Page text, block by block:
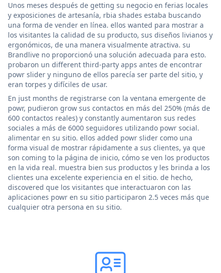
Unos meses después de getting su negocio en ferias locales
y exposiciones de artesanía, rbia shades estaba buscando
una forma de vender en línea. ellos wanted para mostrar a
los visitantes la calidad de su producto, sus diseños livianos y
ergonómicos, de una manera visualmente atractiva. su
Brandlive no proporcionó una solución adecuada para esto.
probaron un different third-party apps antes de encontrar
powr slider y ninguno de ellos parecía ser parte del sitio, y
eran torpes y difíciles de usar.
En just months de registrarse con la ventana emergente de
powr, pudieron grow sus contactos en más del 250% (más de
600 contactos reales) y constantly aumentaron sus redes
sociales a más de 6000 seguidores utilizando powr social.
alimentar en su sitio. ellos added powr slider como una
forma visual de mostrar rápidamente a sus clientes, ya que
son coming to la página de inicio, cómo se ven los productos
en la vida real. muestra bien sus productos y les brinda a los
clientes una excelente experiencia en el sitio. de hecho,
discovered que los visitantes que interactuaron con las
aplicaciones powr en su sitio participaron 2.5 veces más que
cualquier otra persona en su sitio.